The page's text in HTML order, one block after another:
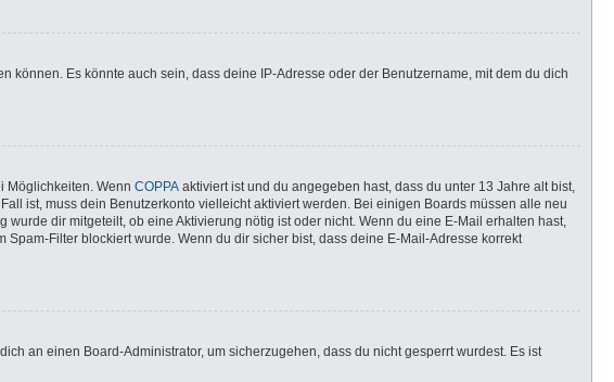
Es könnte auch sein, dass deine IP-Adresse oder der Benutzername, mit dem du dich
Möglichkeiten. Wenn COPPA aktiviert ist und du angegeben hast, dass du unter 13 Jahre alt bist,
ist, muss dein Benutzerkonto vielleicht aktiviert werden. Bei einigen Boards müssen alle neu
dir mitgeteilt, ob eine Aktivierung nötig ist oder nicht. Wenn du eine E-Mail erhalten hast,
Filter blockiert wurde. Wenn du dir sicher bist, dass deine E-Mail-Adresse korrekt
an einen Board-Administrator, um sicherzugehen, dass du nicht gesperrt wurdest. Es ist